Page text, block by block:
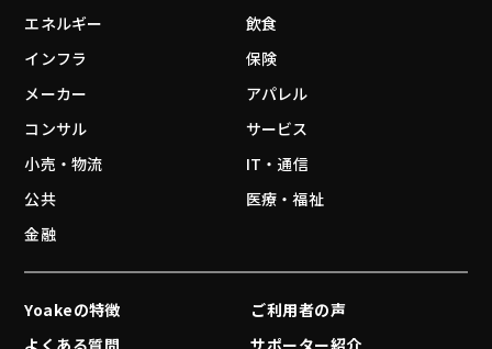
エネルギー
飲食
インフラ
保険
メーカー
アパレル
コンサル
サービス
小売・物流
IT・通信
公共
医療・福祉
金融
Yoakeの特徴
ご利用者の声